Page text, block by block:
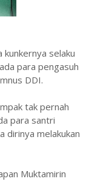
selaku
para pengasuh
DDI.
tak pernah
para santri
dirinya melakukan
Muktamirin